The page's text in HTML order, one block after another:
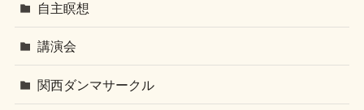
自主瞑想
講演会
関西ダンマサークル